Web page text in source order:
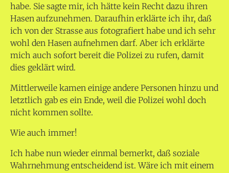
habe. Sie sagte mir, ich hätte kein Recht dazu ihren
Hasen aufzunehmen. Daraufhin erklärte ich ihr, daß
ich von der Strasse aus fotografiert habe und ich sehr
wohl den Hasen aufnehmen darf. Aber ich erklärte
mich auch sofort bereit die Polizei zu rufen, damit
dies geklärt wird.
Mittlerweile kamen einige andere Personen hinzu und
letztlich gab es ein Ende, weil die Polizei wohl doch
nicht kommen sollte.
Wie auch immer!
Ich habe nun wieder einmal bemerkt, daß soziale
Wahrnehmung entscheidend ist. Wäre ich mit einem